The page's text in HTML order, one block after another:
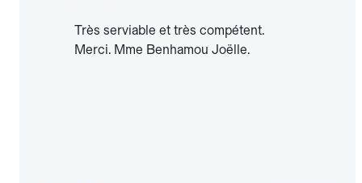
Très serviable et très compétent.
Merci. Mme Benhamou Joëlle.